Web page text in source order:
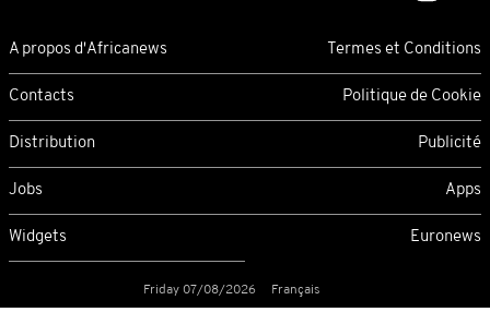
A propos d'Africanews Termes et Conditions
Contacts Politique de Cookie
Distribution Publicité
Jobs Apps
Widgets Euronews
Friday 07/08/2026